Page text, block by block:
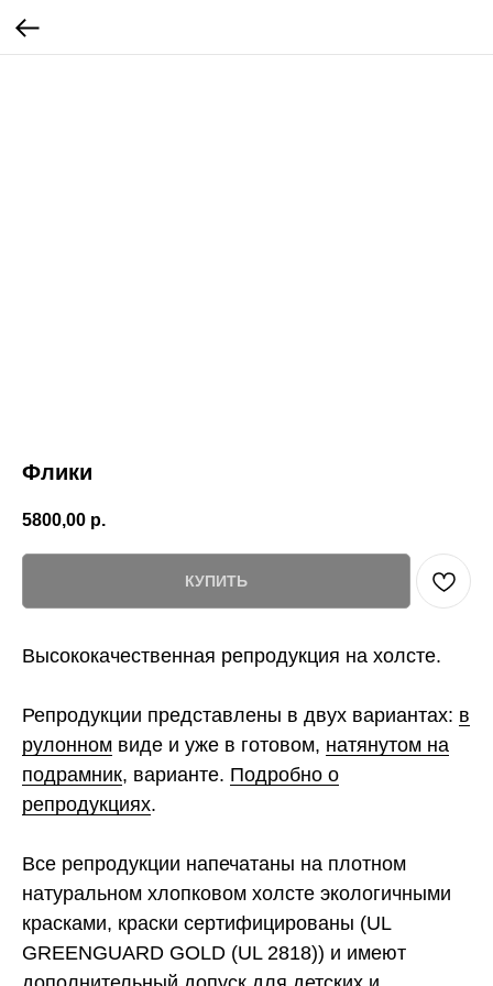
Флики
5800,00 р.
КУПИТЬ
Высококачественная репродукция на холсте.
Репродукции представлены в двух вариантах: в
рулонном виде и уже в готовом, натянутом на
подрамник, варианте. Подробно о
репродукциях.
Все репродукции напечатаны на плотном
натуральном хлопковом холсте экологичными
красками, краски сертифицированы (UL
GREENGUARD GOLD (UL 2818)) и имеют